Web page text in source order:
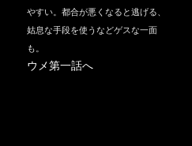
やすい。都合が悪くなると逃げる、
姑息な手段を使うなどゲスな一面
も。
ウメ第一話へ